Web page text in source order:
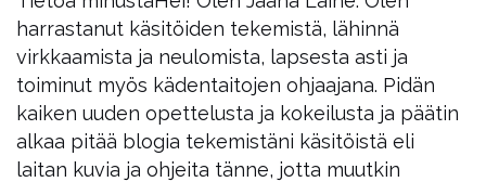
harrastanut käsitöiden tekemistä, lähinnä
virkkaamista ja neulomista, lapsesta asti ja
toiminut myös kädentaitojen ohjaajana. Pidän
kaiken uuden opettelusta ja kokeilusta ja päätin
alkaa pitää blogia tekemistäni käsitöistä eli
laitan kuvia ja ohjeita tänne, jotta muutkin